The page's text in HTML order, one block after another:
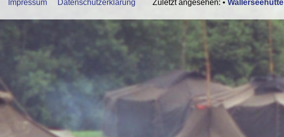
Impressum Datenschutzerklärung Zuletzt angesehen: • Wallerseehütte